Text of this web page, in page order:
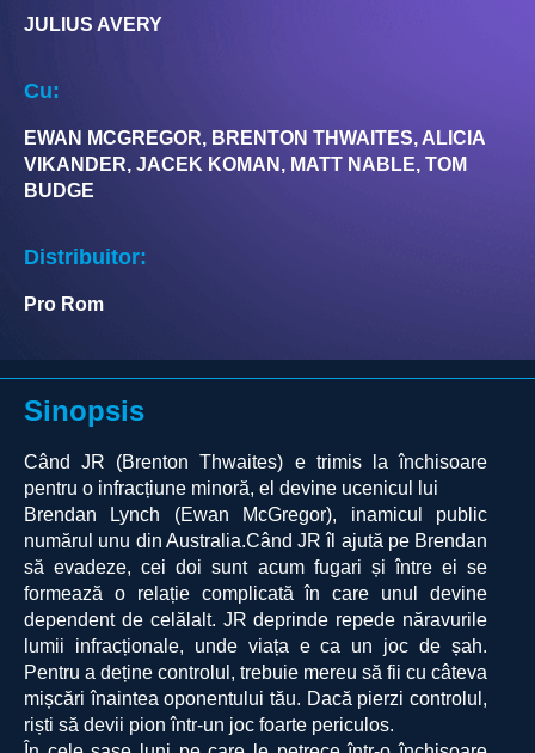
JULIUS AVERY
Cu:
EWAN MCGREGOR, BRENTON THWAITES, ALICIA
VIKANDER, JACEK KOMAN, MATT NABLE, TOM
BUDGE
Distribuitor:
Pro Rom
Sinopsis
Când JR (Brenton Thwaites) e trimis la închisoare
pentru o infracțiune minoră, el devine ucenicul lui
Brendan Lynch (Ewan McGregor), inamicul public
numărul unu din Australia.Când JR îl ajută pe Brendan
să evadeze, cei doi sunt acum fugari și între ei se
formează o relație complicată în care unul devine
dependent de celălalt. JR deprinde repede năravurile
lumii infracționale, unde viața e ca un joc de șah.
Pentru a deține controlul, trebuie mereu să fii cu câteva
mișcări înaintea oponentului tău. Dacă pierzi controlul,
riști să devii pion într-un joc foarte periculos.